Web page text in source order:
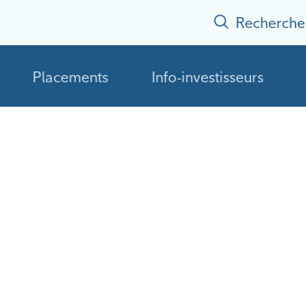
Recherche
Placements Info-investisseurs